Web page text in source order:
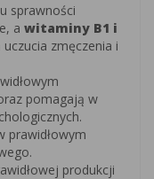
sprawności
a witaminy B1 i
zmęczenia i
pomagają w
prawidłowym
produkcji